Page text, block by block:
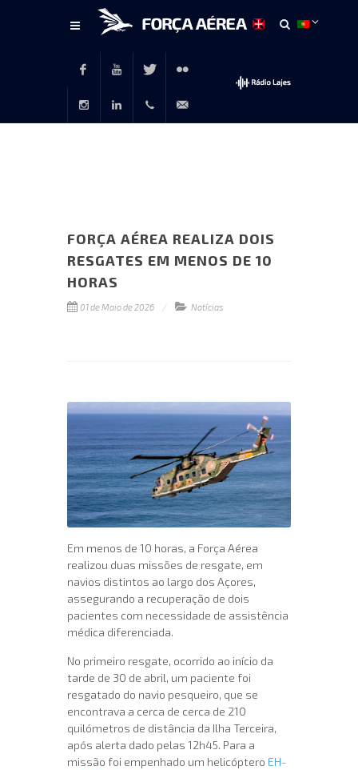
FacebookYoutubeTwitter Flickr
FORÇA AÉREA REALIZA DOIS
RESGATES EM MENOS DE 10
HORAS
01 de Maio de 2026 Notícias
Em menos de 10 horas, a Força Aérea
realizou duas missões de resgate, em
navios distintos ao largo dos Açores,
assegurando a recuperação de dois
pacientes com necessidade de assistência
médica diferenciada.
No primeiro resgate, ocorrido ao início da
tarde de 30 de abril, um paciente foi
resgatado do navio pesqueiro, que se
encontrava a cerca de cerca de 210
quilómetros de distância da Ilha Terceira,
após alerta dado pelas 12h45. Para a
missão foi empenhado um helicóptero EH-